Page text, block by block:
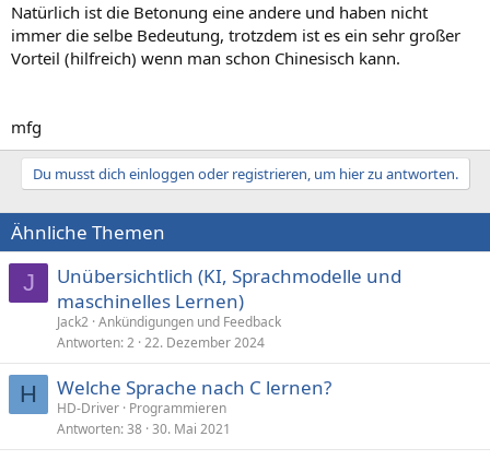
Natürlich ist die Betonung eine andere und haben nicht
immer die selbe Bedeutung, trotzdem ist es ein sehr großer
Vorteil (hilfreich) wenn man schon Chinesisch kann.
mfg
Du musst dich einloggen oder registrieren, um hier zu antworten.
Ähnliche Themen
J
Unübersichtlich (KI, Sprachmodelle und
maschinelles Lernen)
Jack2 Ankündigungen und Feedback
Antworten 2 22. Dezember 2024
H Welche Sprache nach C lernen?
HD-Driver Programmieren
Antworten 38 30. Mai 2021